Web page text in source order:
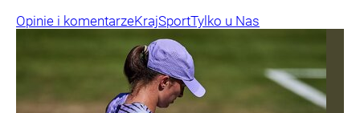
Opinie i komentarzeKrajSportTylko u Nas